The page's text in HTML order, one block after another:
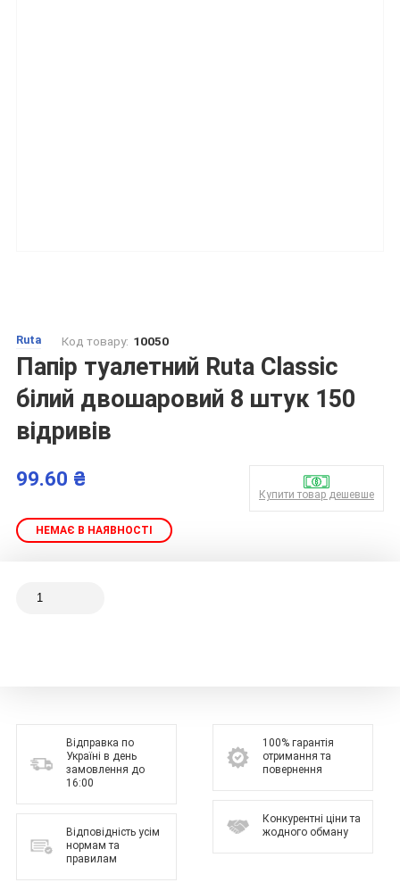
Ruta Код товару: 10050
Папір туалетний Ruta Classic
білий двошаровий 8 штук 150
відривів
99.60 ₴
Купити товар дешевше
НЕМАЄ В НАЯВНОСТІ
Відправка по
Україні в день
замовлення до
16:00
Відповідність усім
нормам та
правилам
100% гарантія
отримання та
повернення
Конкурентні ціни та
жодного обману